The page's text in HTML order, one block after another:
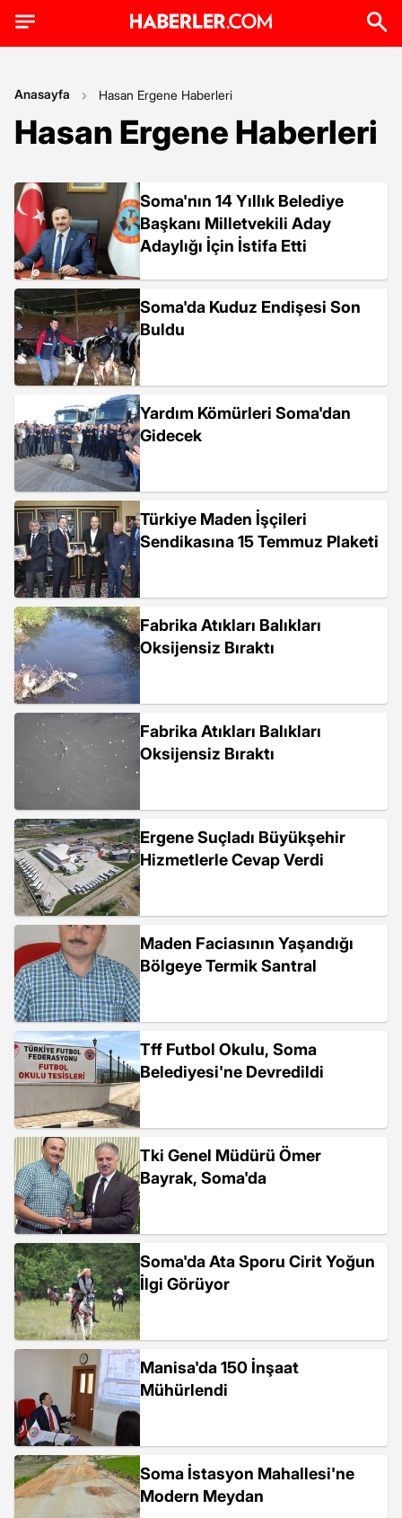
Anasayfa Hasan Ergene Haberleri
Hasan Ergene Haberleri
Soma'nın 14 Yıllık Belediye
Başkanı Milletvekili Aday
Adaylığı İçin İstifa Etti
Soma'da Kuduz Endişesi Son
Buldu
Yardım Kömürleri Soma'dan
Gidecek
Türkiye Maden İşçileri
Sendikasına 15 Temmuz Plaketi
Fabrika Atıkları Balıkları
Oksijensiz Bıraktı
Fabrika Atıkları Balıkları
Oksijensiz Bıraktı
Ergene Suçladı Büyükşehir
Hizmetlerle Cevap Verdi
Maden Faciasının Yaşandığı
Bölgeye Termik Santral
Tff Futbol Okulu, Soma
Belediyesi'ne Devredildi
Tki Genel Müdürü Ömer
Bayrak, Soma'da
Soma'da Ata Sporu Cirit Yoğun
İlgi Görüyor
Manisa'da 150 İnşaat
Mühürlendi
Soma İstasyon Mahallesi'ne
Modern Meydan